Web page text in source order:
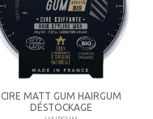
CIRE MATT GUM HAIRGUM
DÉSTOCKAGE